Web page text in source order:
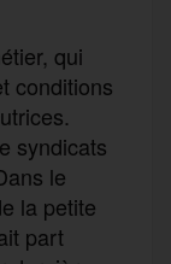
qui
conditions
syndicats
le
la petite
part